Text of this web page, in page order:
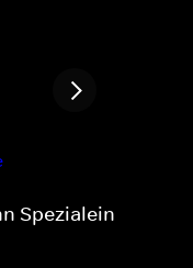
Spezialeinheit